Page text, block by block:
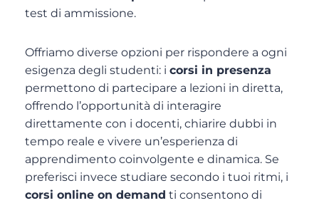
test di ammissione.
Offriamo diverse opzioni per rispondere a ogni
esigenza degli studenti: i corsi in presenza
permettono di partecipare a lezioni in diretta,
offrendo l’opportunità di interagire
direttamente con i docenti, chiarire dubbi in
tempo reale e vivere un’esperienza di
apprendimento coinvolgente e dinamica. Se
preferisci invece studiare secondo i tuoi ritmi, i
corsi online on demand ti consentono di